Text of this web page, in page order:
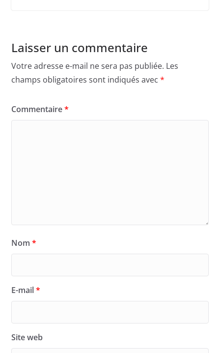
Laisser un commentaire
Votre adresse e-mail ne sera pas publiée. Les
champs obligatoires sont indiqués avec *
Commentaire*
Nom *
E-mail*
Site web